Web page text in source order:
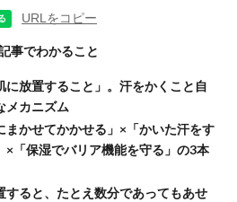
URLをコピー
事でわかること
に放置すること」。汗をかくこと自
メカニズム
まかせてかかせる」×「かいた汗をす
×「保湿でバリア機能を守る」の3本
すると、たとえ数分であってもあせ